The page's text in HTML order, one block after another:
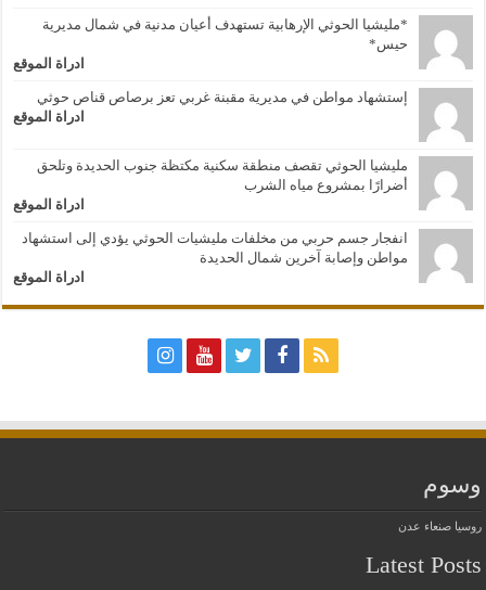
*مليشيا الحوثي الإرهابية تستهدف أعيان مدنية في شمال مديرية
حيس*
ادراة الموقع
إستشهاد مواطن في مديرية مقبنة غربي تعز برصاص قناص حوثي
ادراة الموقع
مليشيا الحوثي تقصف منطقة سكنية مكتظة جنوب الحديدة وتلحق
أضرارًا بمشروع مياه الشرب
ادراة الموقع
انفجار جسم حربي من مخلفات مليشيات الحوثي يؤدي إلى استشهاد
مواطن وإصابة آخرين شمال الحديدة
ادراة الموقع
وسوم
روسيا صنعاء عدن
Latest Posts